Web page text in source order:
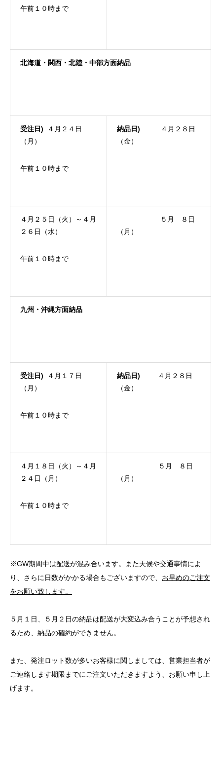
午前１０時まで
北海道・関西・北陸・ 中部方面納品
受注日)
４月２４日
（月）
午前１０時まで
納品日) ４月２８日
（金）
４月２５日（火）～４月
２６日（水）
午前１０時まで
５月 ８日
（月）
九州・沖縄方面納品
受注日)
４月１７日
（月）
午前１０時まで
納品日) ４月２８日
（金）
４月１８日（火）～４月
２４日（月）
午前１０時まで
５月 ８日
（月）
※GW期間中は配送が混み合います。また天候や交通事情によ
り、さらに日数がかかる場合もございますので、 お早めのご注文
をお願い致します。
５月１日、５月２日の納品は配送が大変込み合うことが予想され
るため、納品の確約ができません。
また、発注ロット数が多いお客様に関しましては、営業担当者が
ご連絡します期限までにご注文いただきますよう、お願い申し上
げます。